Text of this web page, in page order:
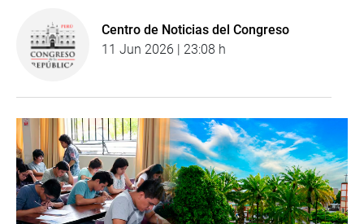
Centro de Noticias del Congreso
11 Jun 2026 | 23:08 h